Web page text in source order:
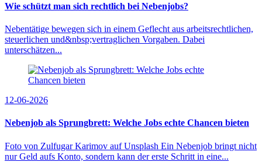
Wie schützt man sich rechtlich bei Nebenjobs?
Nebentätige bewegen sich in einem Geflecht aus arbeitsrechtlichen,
steuerlichen und&nbsp;vertraglichen Vorgaben. Dabei
unterschätzen...
12-06-2026
Nebenjob als Sprungbrett: Welche Jobs echte Chancen bieten
Foto von Zulfugar Karimov auf Unsplash Ein Nebenjob bringt nicht
nur Geld aufs Konto, sondern kann der erste Schritt in eine...